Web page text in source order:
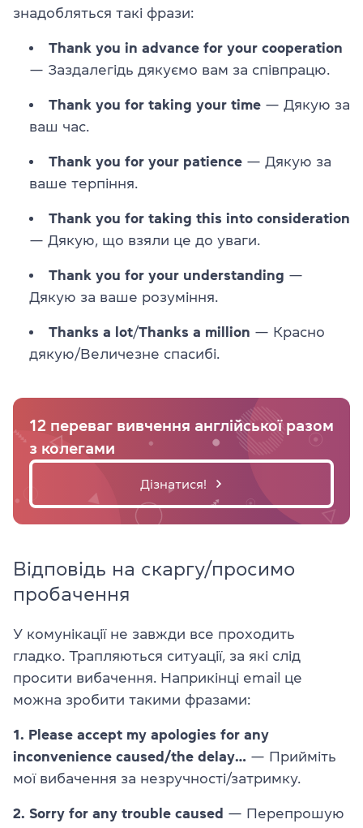
знадобляться такі фрази:
Thank you in advance for your cooperation
— Заздалегідь дякуємо вам за співпрацю.
Thank you for taking your time — Дякую за
ваш час.
Thank you for your patience — Дякую за
ваше терпіння.
Thank you for taking this into consideration
— Дякую, що взяли це до уваги.
Thank you for your understanding —
Дякую за ваше розуміння.
Thanks a lot/Thanks a million — Красно
дякую/Величезне спасибі.
12 переваг вивчення англійської разом
з колегами
Дізнатися!
Відповідь на скаргу/просимо
пробачення
У комунікації не завжди все проходить
гладко. Трапляються ситуації, за які слід
просити вибачення. Наприкінці email це
можна зробити такими фразами:
1. Please accept my apologies for any
inconvenience caused/the delay… — Прийміть
мої вибачення за незручності/затримку.
2. Sorry for any trouble caused — Перепрошую